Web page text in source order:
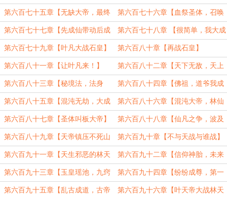
混战】 帝】
第六百七十五章【无缺大帝，最终
一战】
第六百七十六章【血祭圣体，召唤
无始】
第六百七十七章【先成仙带动后成
仙】（5000）
第六百七十八章 【很简单，我大成
不就是了】
第六百七十九章【叶凡大战石皇】 第六百八十章【再战石皇】
第六百八十一章【让叶凡来！】 第六百八十二章【天下无敌，天上
来敌】
第六百八十三章【秘境法，法身
道，花粉路】
第六百八十四章【佛祖，道爷我成
了】
第六百八十五章【混沌无劫，大成
既帝】
第六百八十六章【混沌大帝，林仙
成道】
第六百八十七章【圣体叫板大帝】 第六百八十八章【仙凡之争，波及
金乌】
第六百八十九章【天帝镇压不死山
至尊】（6000）
第六百九十章【不与天战与谁战】
第六百九十一章【天生邪恶的林天
帝】
第六百九十二章【信仰神胎，未来
佛祖】
第六百九十三章【玉皇瑶池，九窍
圣灵】
第六百九十四章【纷纷成尊，第一
盛世】
第六百九十五章【乱古成道，古帝 第六百九十六章【叶天帝大战林天